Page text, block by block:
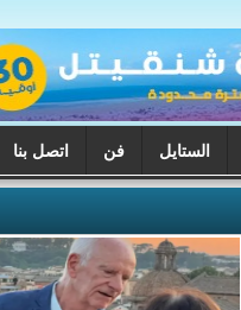
الستايل فن اتصل بنا